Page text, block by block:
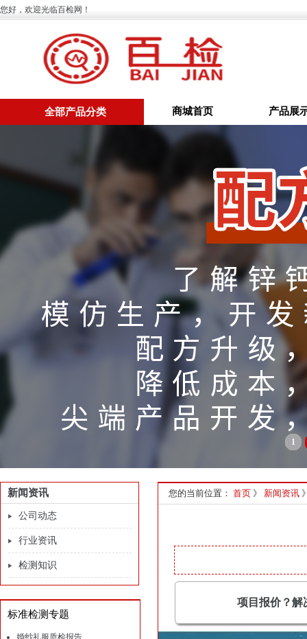
您好，欢迎光临百检网！
全部产品分类 商城首页 产品展
1
新闻资讯
公司动态
行业资讯
检测知识
标准检测专题
婚纱礼服质检报告
您的当前位置： 首页 》 新闻资讯
项目报价？解